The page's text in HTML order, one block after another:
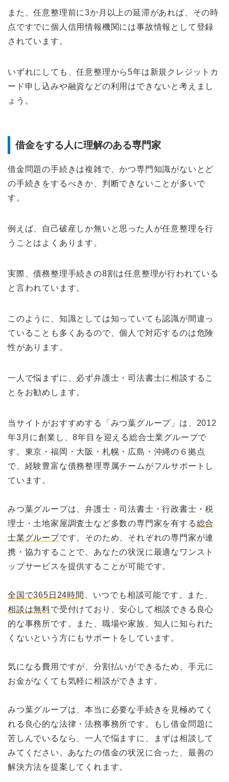
また、任意整理前に3か月以上の延滞があれば、その時
点ですでに個人信用情報機関には事故情報として登録
されています。
いずれにしても、任意整理から5年は新規クレジットカ
ード申し込みや融資などの利用はできないと考えまし
ょう。
借金をする人に理解のある専門家
借金問題の手続きは複雑で、かつ専門知識がないとど
の手続きをするべきか、判断できないことが多いで
す。
例えば、自己破産しか無いと思った人が任意整理を行
うことはよくあります。
実際、債務整理手続きの8割は任意整理が行われている
と言われています。
このように、知識としては知っていても認識が間違っ
ていることも多くあるので、個人で対応するのは危険
性があります。
一人で悩まずに、必ず弁護士・司法書士に相談するこ
とをお勧めします。
当サイトがおすすめする「みつ葉グループ」は、2012
年3月に創業し、8年目を迎える総合士業グループで
す。東京・福岡・大阪・札幌・広島・沖縄の６拠点
で、経験豊富な債務整理専属チームがフルサポートし
ています。
みつ葉グループは、弁護士・司法書士・行政書士・税
理士・土地家屋調査士など多数の専門家を有する総合
士業グループです。そのため、それぞれの専門家が連
携・協力することで、あなたの状況に最適なワンスト
ップサービスを提供することが可能です。
全国で365日24時間
、いつでも相談可能です。また、
相談は無料で受付けており、安心して相談できる良心
的な事務所です。また、職場や家族、知人に知られた
くないという方にもサポートをしています。
気になる費用ですが、分割払いができるため、手元に
お金がなくても気軽に相談ができます。
みつ葉グループは、本当に必要な手続きを見極めてく
れる良心的な法律・法務事務所です。もし借金問題に
苦しんでいるなら、一人で悩ますに、まずは相談して
みてください。あなたの借金の状況に合った、最善の
解決方法を提案してくれます。